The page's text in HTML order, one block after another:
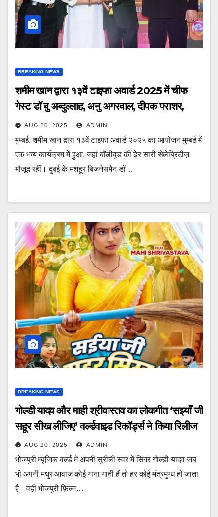
BREAKING NEWS
शमीम खान द्वारा १३वें टाइफा अवार्ड 2025 में चीफ
गेस्ट डॉ बु अब्दुल्लाह, अनु अगरवाल, दीपक पराशर,
एजाज खान, अमन वर्मा सम्मानित
AUG 20, 2025 ADMIN
मुम्बई. शमीम खान द्वारा १३वें टाइफा अवार्ड २०२५ का आयोजन मुम्बई में
एक भव्य कार्यक्रम में हुआ, जहां बॉलीवुड की ढेर सारी सेलेब्रिटीज़
मौजूद रहीं। दुबई के मशहूर बिजनेसमैन डॉ…
BREAKING NEWS
गोल्डी यादव और माही श्रीवास्तव का लोकगीत ‘सइयाँ जी
सहूर सीख लीजिए’ वर्ल्डवाइड रिकॉर्ड्स ने किया रिलीज
AUG 20, 2025 ADMIN
भोजपुरी म्यूजिक वर्ल्ड में अपनी सुरीली स्वर में सिंगर गोल्डी यादव जब
भी अपनी मधुर आवाज कोई गाना गाती हैं तो हर कोई मंत्रमुग्ध हो जाता
है। वहीं भोजपुरी फ़िल्म…